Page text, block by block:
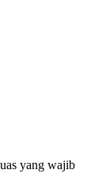
yang wajib